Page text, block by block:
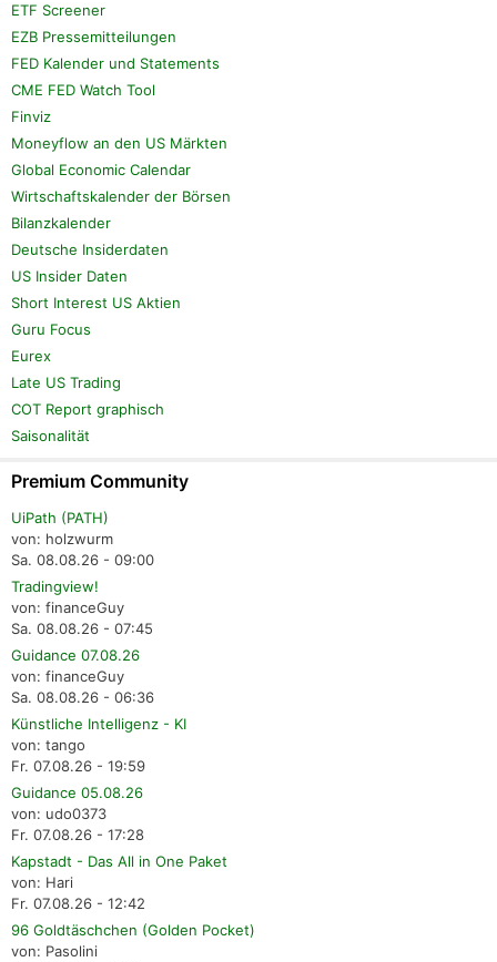
ETF Screener
EZB Pressemitteilungen
FED Kalender und Statements
CME FED Watch Tool
Finviz
Moneyflow an den US Märkten
Global Economic Calendar
Wirtschaftskalender der Börsen
Bilanzkalender
Deutsche Insiderdaten
US Insider Daten
Short Interest US Aktien
Guru Focus
Eurex
Late US Trading
COT Report graphisch
Saisonalität
Premium Community
UiPath (PATH)
von: holzwurm
Sa. 08.08.26 - 09:00
Tradingview!
von: financeGuy
Sa. 08.08.26 - 07:45
Guidance 07.08.26
von: financeGuy
Sa. 08.08.26 - 06:36
Künstliche Intelligenz - KI
von: tango
Fr. 07.08.26 - 19:59
Guidance 05.08.26
von: udo0373
Fr. 07.08.26 - 17:28
Kapstadt - Das All in One Paket
von: Hari
Fr. 07.08.26 - 12:42
96 Goldtäschchen (Golden Pocket)
von: Pasolini